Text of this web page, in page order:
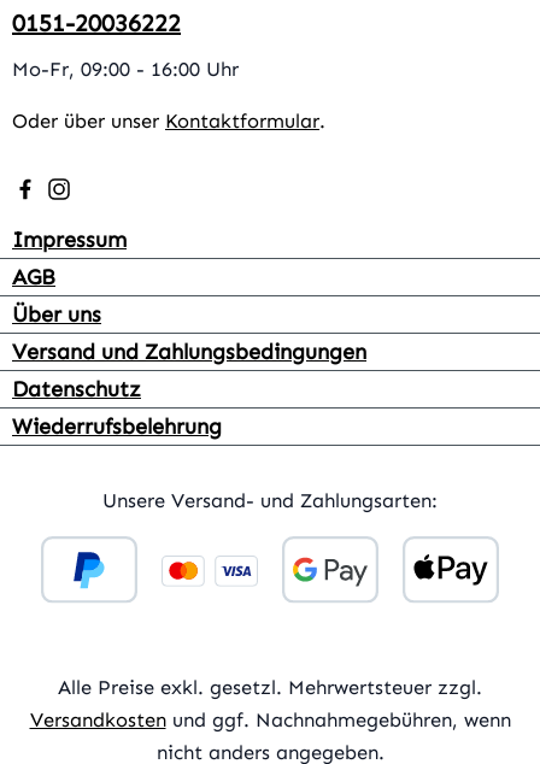
0151-20036222
Mo-Fr, 09:00 - 16:00 Uhr
Oder über unser Kontaktformular.
Besuche uns auf Facebook – öffnet in neuem Tab
Schau auf Instagram vorbei – öffnet in neuem Tab
Impressum
AGB
Über uns
Versand und Zahlungsbedingungen
Datenschutz
Wiederrufsbelehrung
Unsere Versand- und Zahlungsarten:
Alle Preise exkl. gesetzl. Mehrwertsteuer zzgl.
Versandkostenund ggf. Nachnahmegebühren, wenn
nicht anders angegeben.